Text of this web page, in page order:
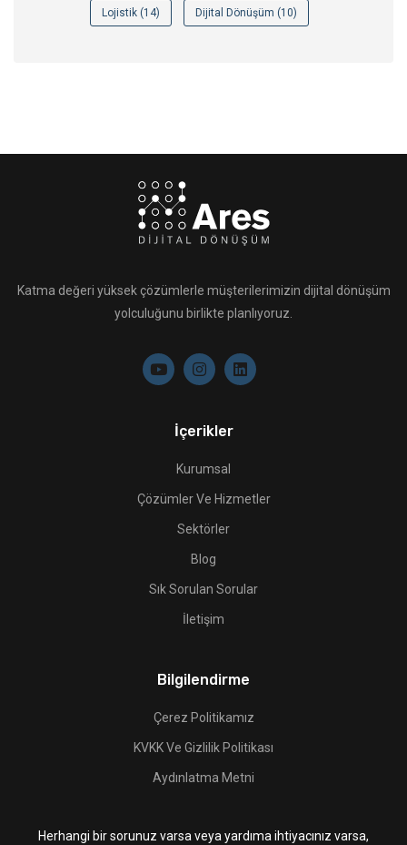
Lojistik (14) Dijital Dönüşüm (10)
Katma değeri yüksek çözümlerle müşterilerimizin dijital dönüşüm
yolculuğunu birlikte planlıyoruz.
İçerikler
Kurumsal
Çözümler Ve Hizmetler
Sektörler
Blog
Sık Sorulan Sorular
İletişim
Bilgilendirme
Çerez Politikamız
KVKK Ve Gizlilik Politikası
Aydınlatma Metni
Herhangi bir sorunuz varsa veya yardıma ihtiyacınız varsa,